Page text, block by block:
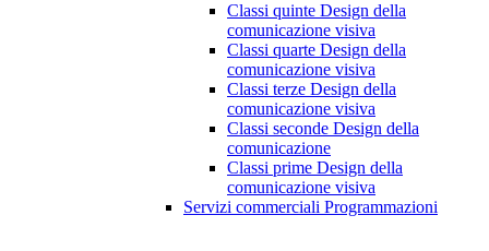
Classi quinte Design della
comunicazione visiva
Classi quarte Design della
comunicazione visiva
Classi terze Design della
comunicazione visiva
Classi seconde Design della
comunicazione
Classi prime Design della
comunicazione visiva
Servizi commerciali Programmazioni